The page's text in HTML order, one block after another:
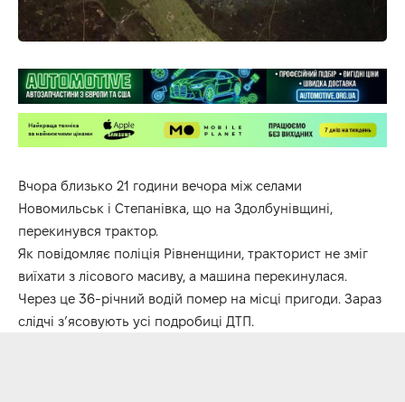
Вчора близько 21 години вечора між селами
Новомильськ і Степанівка, що на Здолбунівщині,
перекинувся трактор.
Як повідомляє поліція Рівненщини, тракторист не зміг
виїхати з лісового масиву, а машина перекинулася.
Через це 36-річний водій помер на місці пригоди. Зараз
слідчі з’ясовують усі подробиці ДТП.